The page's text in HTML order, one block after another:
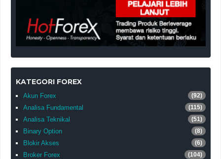
KATEGORI FOREX
Akun Forex (92)
Analisa Fundamental (115)
Analisa Teknikal (51)
Binary Option (8)
Blokir Akses (6)
Broker Forex (104)